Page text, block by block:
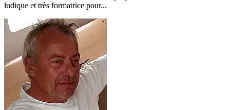
ludique et très formatrice pour...